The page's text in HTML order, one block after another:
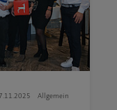
Allgemein